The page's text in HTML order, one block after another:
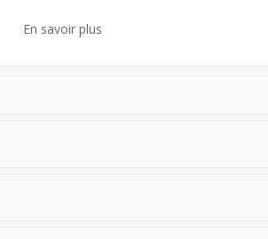
pour être porté toute la journée. Une
En savoir plus